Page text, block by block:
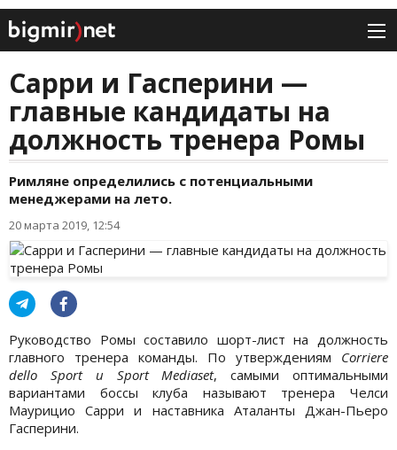
Сарри и Гасперини —
главные кандидаты на
должность тренера Ромы
Римляне определились с потенциальными
менеджерами на лето.
20 марта 2019, 12:54
Руководство Ромы составило шорт-лист на должность
главного тренера команды. По утверждениям Corriere
dello Sport и Sport Mediaset, самыми оптимальными
вариантами боссы клуба называют тренера Челси
Маурицио Сарри и наставника Аталанты Джан-Пьеро
Гасперини.